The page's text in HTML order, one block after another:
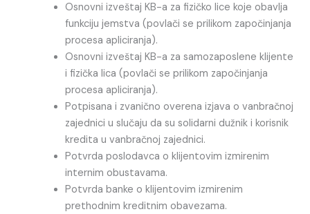
Osnovni izveštaj KB-a za fizičko lice koje obavlja
funkciju jemstva (povlači se prilikom započinjanja
procesa apliciranja).
Osnovni izveštaj KB-a za samozaposlene klijente
i fizička lica (povlači se prilikom započinjanja
procesa apliciranja).
Potpisana i zvanično overena izjava o vanbračnoj
zajednici u slučaju da su solidarni dužnik i korisnik
kredita u vanbračnoj zajednici.
Potvrda poslodavca o klijentovim izmirenim
internim obustavama.
Potvrda banke o klijentovim izmirenim
prethodnim kreditnim obavezama.